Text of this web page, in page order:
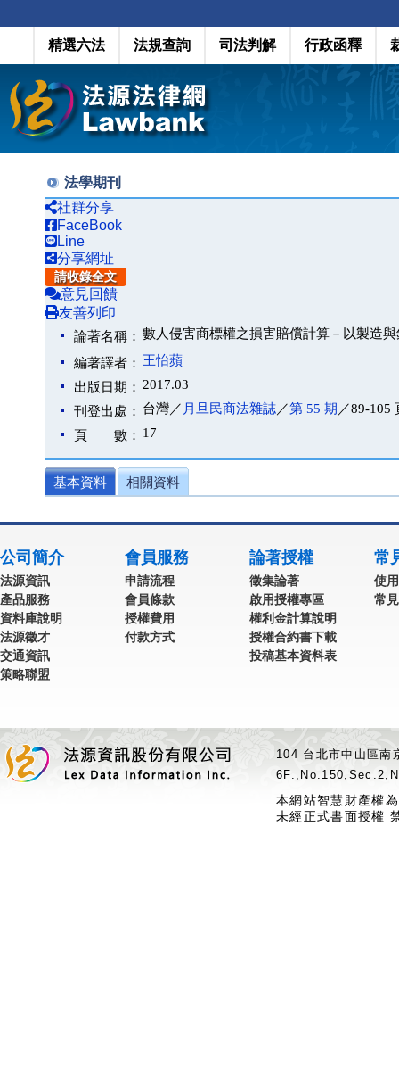
精選六法 法規查詢 司法判解 行政函釋
法學期刊
社群分享
FaceBook
Line
分享網址
請收錄全文
意見回饋
友善列印
論著名稱： 數人侵害商標權之損害賠償計算－以製造
編著譯者： 王怡蘋
出版日期： 2017.03
刊登出處： 台灣／ 月旦民商法雜誌／第 55 期 ／89-105
頁 數： 17
基本資料 相關資料
公司簡介
法源資訊
產品服務
資料庫說明
法源徵才
交通資訊
策略聯盟
會員服務
申請流程
會員條款
授權費用
付款方式
論著授權
徵集論著
啟用授權專區
權利金計算說明
授權合約書下載
投稿基本資料表
常
使
常
104 台北市中山區
本網站智慧財產權
未經正式書面授權